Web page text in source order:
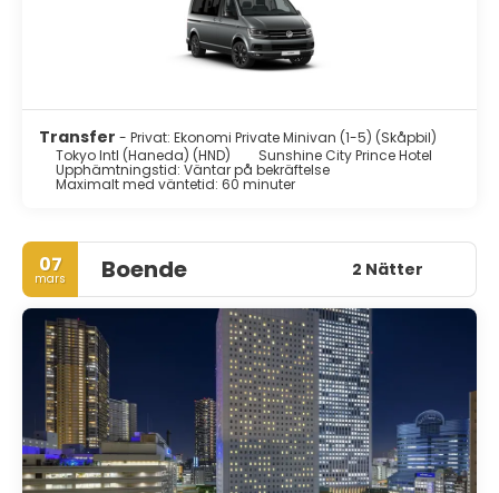
Asakusa har några måste-se attraktioner som Sensoji-
templet, shoppingarkaden Nakamise-dōri och Golden Poo.
I närheten ligger Ueno-området, inklusive Ameyoko-
gåvor och se ett stort buddhistiskt tempel. En annan stor
attraktion i staden är Meiji-helgedomen, belägen i
Shibuya.
Tokyo är en unik stad som har något för alla, livliga
shoppingområden, berömda nattliv, historiska
Transfer - Privat: Ekonomi Private Minivan (1-5) (Skåpbil)
Tokyo Intl (Haneda) (HND)
Sunshine City Prince Hotel
Upphämtningstid: Väntar på bekräftelse
Maximalt med väntetid: 60 minuter
07
mars Boende 2 Nätter